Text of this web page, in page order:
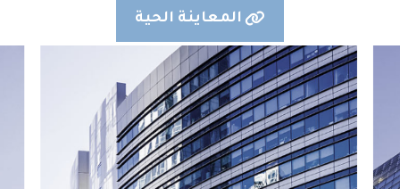
المعاينة الحية